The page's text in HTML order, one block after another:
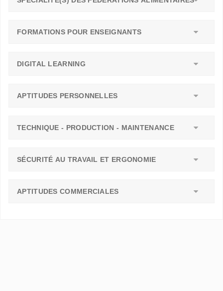
FORMATIONS POUR ENSEIGNANTS
DIGITAL LEARNING
APTITUDES PERSONNELLES
TECHNIQUE - PRODUCTION - MAINTENANCE
SÉCURITÉ AU TRAVAIL ET ERGONOMIE
APTITUDES COMMERCIALES